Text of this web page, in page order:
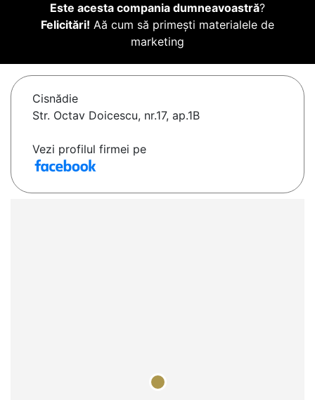
Este acesta compania dumneavoastră?
Felicitări! Aă cum să primești materialele de
marketing
Cisnădie
Str. Octav Doicescu, nr.17, ap.1B
Vezi profilul firmei pe